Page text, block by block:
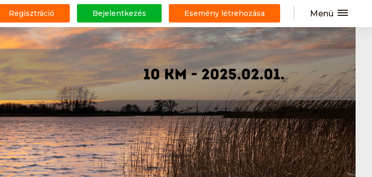
Regisztráció Bejelentkezés Esemény létrehozása Menü